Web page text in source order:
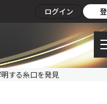
ログイン
する糸口を発見